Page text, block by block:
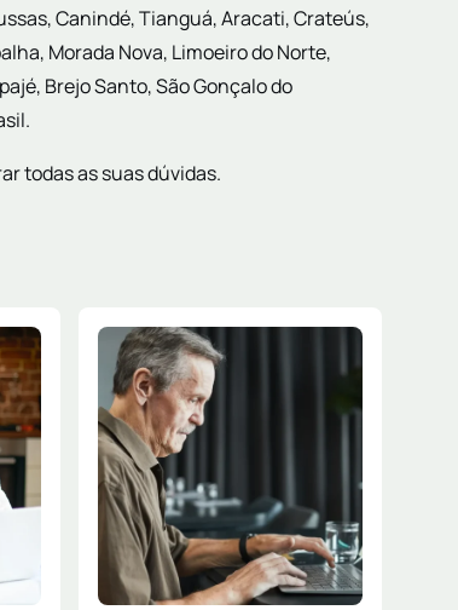
Canindé, Tianguá, Aracati, Crateús,
Morada Nova, Limoeiro do Norte,
Brejo Santo, São Gonçalo do
todas as suas dúvidas.